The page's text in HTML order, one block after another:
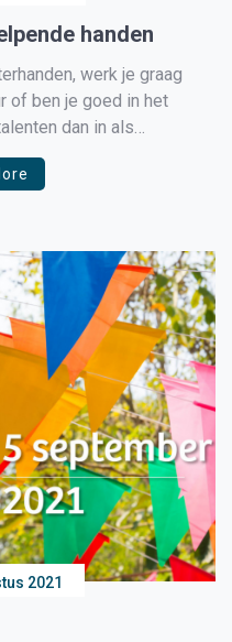
handen
werk je graag
of ben je goed in het
dan in als
organisatie! Voor
en milieu- educatie
2021